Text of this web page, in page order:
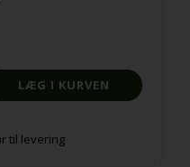
til levering